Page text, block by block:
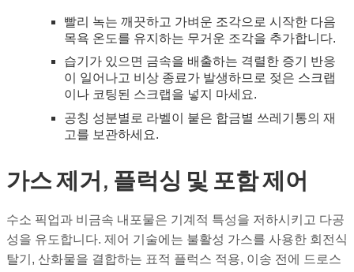
빨리 녹는 깨끗하고 가벼운 조각으로 시작한 다음
목욕 온도를 유지하는 무거운 조각을 추가합니다.
습기가 있으면 금속을 배출하는 격렬한 증기 반응
이 일어나고 비상 종료가 발생하므로 젖은 스크랩
이나 코팅된 스크랩을 넣지 마세요.
공칭 성분별로 라벨이 붙은 합금별 쓰레기통의 재
고를 보관하세요.
가스 제거, 플럭싱 및 포함 제어
수소 픽업과 비금속 내포물은 기계적 특성을 저하시키고 다공
성을 유도합니다. 제어 기술에는 불활성 가스를 사용한 회전식
탈기, 산화물을 결합하는 표적 플럭스 적용, 이송 전에 드로스